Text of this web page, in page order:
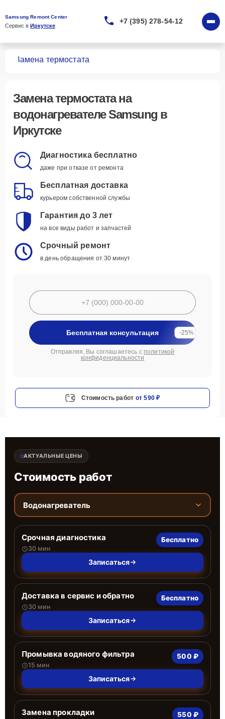
Samsung Remont Center
Сервис в Иркутске
+7 (395) 278-54-12
Замена термостата
Замена термостатана
водонагревателе Samsung в
Иркутске
Диагностика бесплатно
даже при отказе от ремонта
Бесплатная доставка
курьером собственной службы
Гарантия до 3 лет
на все виды работ и запчастей
Срочный ремонт
в день обращения от 30 минут
Бесплатная консультация -25%
Отправляя, Вы соглашаетесь с политикой
конфиденциальности
Стоимость работ от 590 ₽
АКТУАЛЬНЫЕ ЦЕНЫ
Стоимость работ
Водонагреватель
Срочная диагностика
30 мин
Бесплатно
Записаться
Доставка в сервис и обратно
30 мин
Бесплатно
Записаться
Промывка водяного фильтра
15 мин
500 ₽
Записаться
Замена прокладки 550 ₽